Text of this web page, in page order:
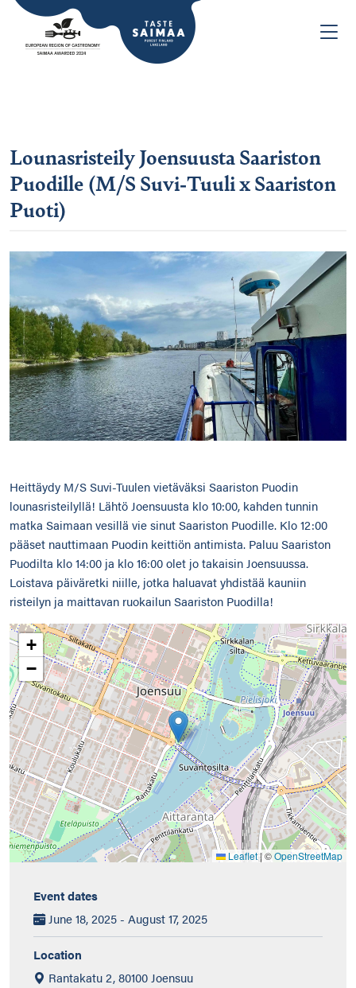
Lounasristeily Joensuusta Saariston
Puodille (M/S Suvi-Tuuli x Saariston
Puoti)
Heittäydy M/S Suvi-Tuulen vietäväksi Saariston Puodin
lounasristeilyllä! Lähtö Joensuusta klo 10:00, kahden tunnin
matka Saimaan vesillä vie sinut Saariston Puodille. Klo 12:00
pääset nauttimaan Puodin keittiön antimista. Paluu Saariston
Puodilta klo 14:00 ja klo 16:00 olet jo takaisin Joensuussa.
Loistava päiväretki niille, jotka haluavat yhdistää kauniin
risteilyn ja maittavan ruokailun Saariston Puodilla!
+
−
Leaflet|©OpenStreetMap
Event dates
June 18, 2025 - August 17, 2025
Location
Rantakatu 2, 80100 Joensuu